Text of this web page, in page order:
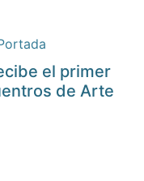
el primer
de Arte